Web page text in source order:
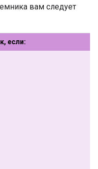
вам следует
если: